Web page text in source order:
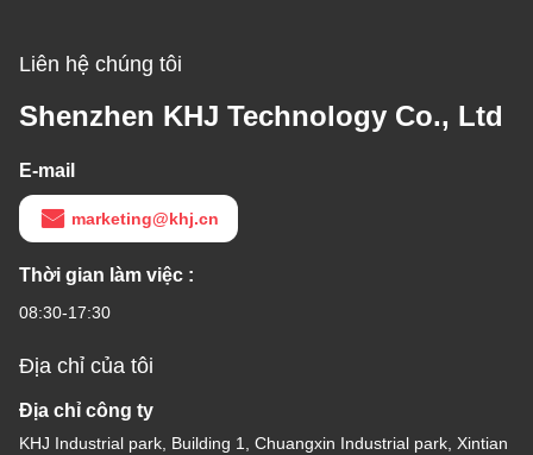
Liên hệ chúng tôi
Shenzhen KHJ Technology Co., Ltd
E-mail
marketing@khj.cn
Thời gian làm việc :
08:30-17:30
Địa chỉ của tôi
Địa chỉ công ty
KHJ Industrial park, Building 1, Chuangxin Industrial park, Xintian